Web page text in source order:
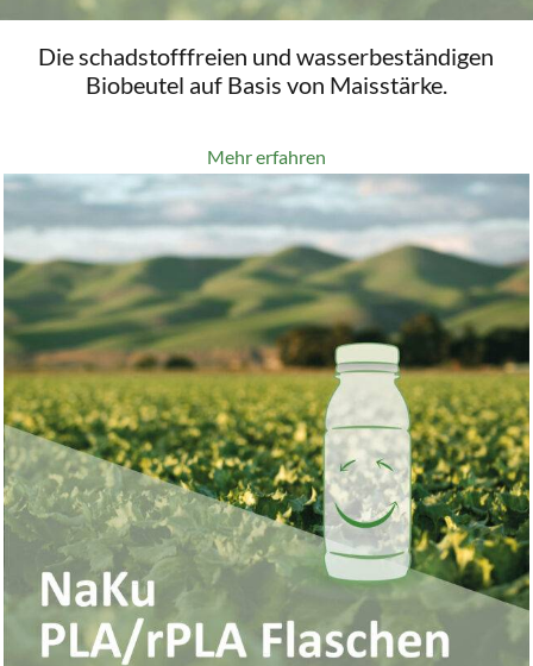
Die schadstofffreien und wasserbeständigen
Biobeutel auf Basis von Maisstärke.
Mehr erfahren